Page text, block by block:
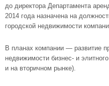
до директора Департамента
2014 года назначена на
городской недвижимости
В планах компании — развитие
недвижимости бизнес- и
и на вторичном рынке).